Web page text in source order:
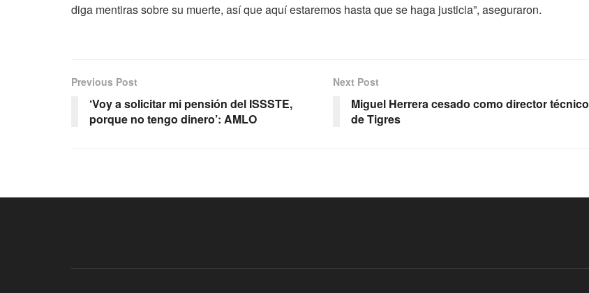
diga mentiras sobre su muerte, así que aquí estaremos hasta que se haga justicia”, aseguraron.
Previous Post
‘Voy a solicitar mi pensión del ISSSTE,
porque no tengo dinero’: AMLO
Next Post
Miguel Herrera cesado como director técnico
de Tigres